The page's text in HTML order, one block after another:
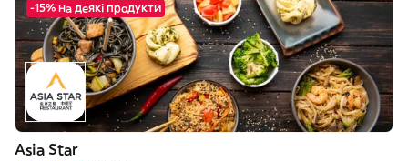
-15% на деякі продукти
Asia Star